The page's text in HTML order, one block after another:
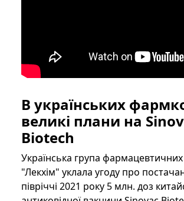
В українських
великі плани на
Biotech
Українська група
"Лекхім" уклала угоду про
півріччі 2021 року 5 млн. доз